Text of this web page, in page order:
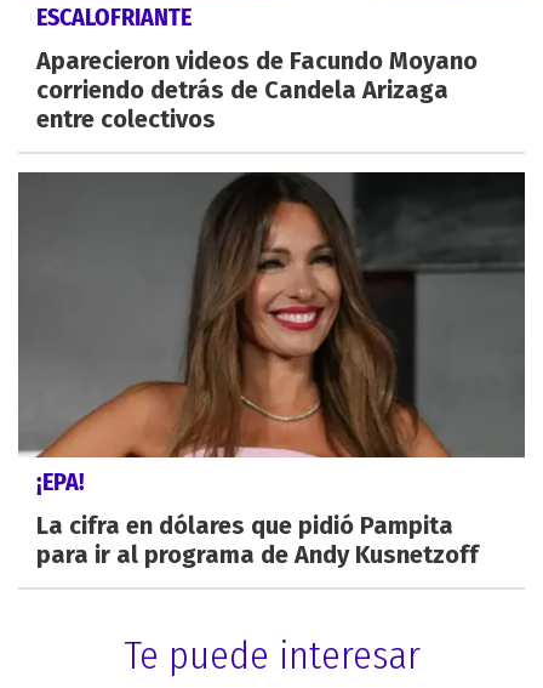
ESCALOFRIANTE
Aparecieron videos de Facundo Moyano
corriendo detrás de Candela Arizaga
entre colectivos
¡EPA!
La cifra en dólares que pidió Pampita
para ir al programa de Andy Kusnetzoff
Te puede interesar